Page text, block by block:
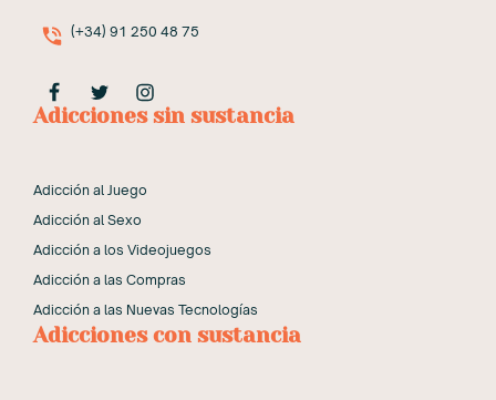
(+34) 91 250 48 75
Adicciones sin sustancia
Adicción al Juego
Adicción al Sexo
Adicción a los Videojuegos
Adicción a las Compras
Adicción a las Nuevas Tecnologías
Adicciones con sustancia